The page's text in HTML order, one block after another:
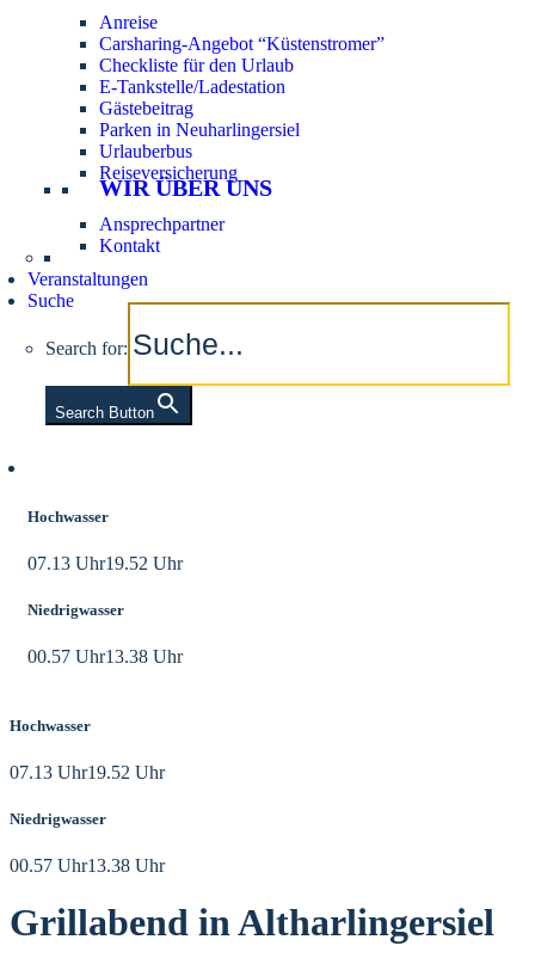
Anreise
Carsharing-Angebot “Küstenstromer”
Checkliste für den Urlaub
E-Tankstelle/Ladestation
Gästebeitrag
Parken in Neuharlingersiel
Urlauberbus
Reiseversicherung
WIR ÜBER UNS
Ansprechpartner
Kontakt
Veranstaltungen
Suche
Search for:
Search Button
Hochwasser
07.13 Uhr19.52 Uhr
Niedrigwasser
00.57 Uhr13.38 Uhr
Hochwasser
07.13 Uhr19.52 Uhr
Niedrigwasser
00.57 Uhr13.38 Uhr
Grillabend in Altharlingersiel